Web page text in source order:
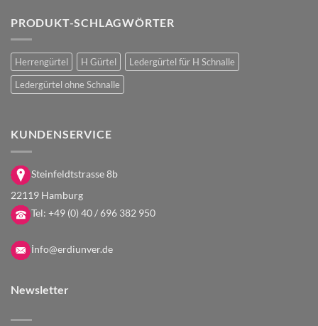
PRODUKT-SCHLAGWÖRTER
Herrengürtel H Gürtel
Ledergürtel für H Schnalle
Ledergürtel ohne Schnalle
KUNDENSERVICE
Steinfeldtstrasse 8b
22119 Hamburg
Tel: +49 (0) 40 / 696 382 950
info@erdiunver.de
Newsletter